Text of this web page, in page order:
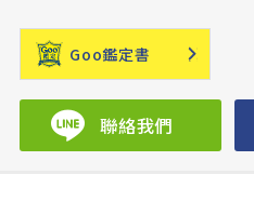
Goo鑑定書
聯絡我們